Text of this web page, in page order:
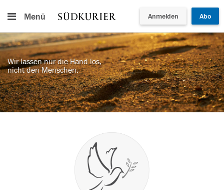
Menü Anmelden Abo
Wir lassen nur die Hand los,
nicht den Menschen.